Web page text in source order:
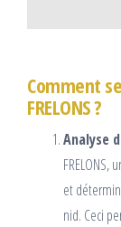
Comment
FRELONS ?
Analyse
FRELONS,
et
nid. Ceci